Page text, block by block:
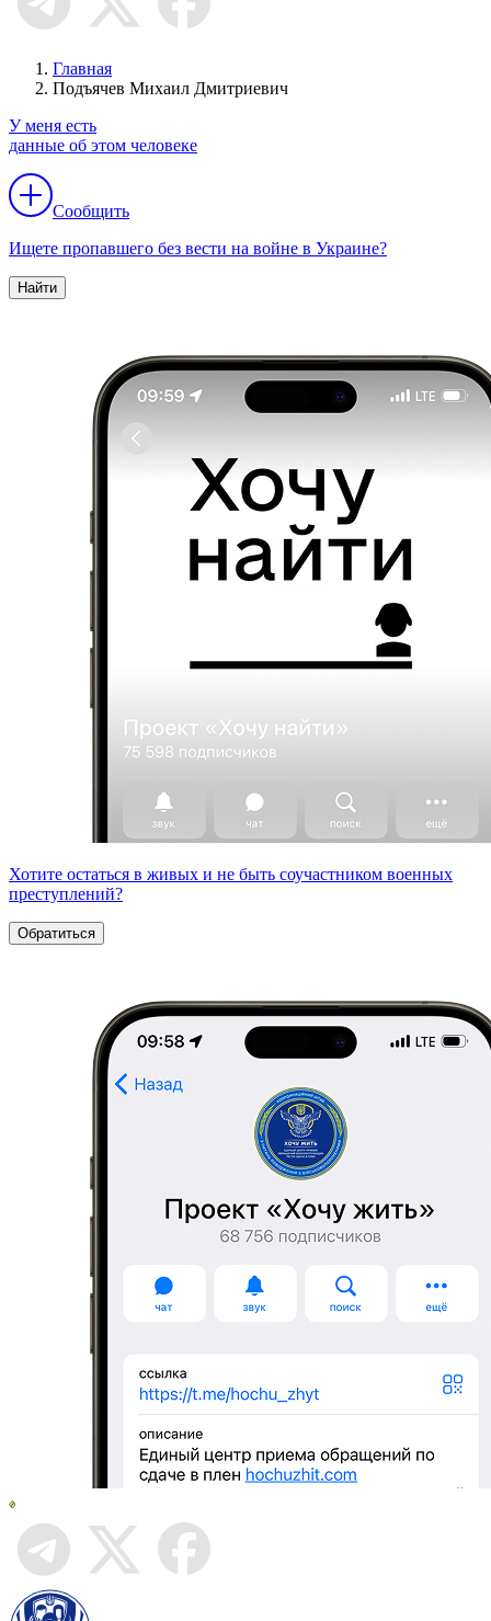
Главная
Подъячев Михаил Дмитриевич
У меня есть
данные об этом человеке
Сообщить
Ищете пропавшего без вести на войне в Украине?
Найти
Хотите остаться в живых и не быть соучастником военных
преступлений?
Обратиться